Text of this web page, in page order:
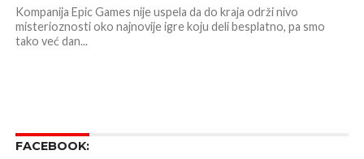
Kompanija Epic Games nije uspela da do kraja održi nivo
misterioznosti oko najnovije igre koju deli besplatno, pa smo
tako već dan...
FACEBOOK: